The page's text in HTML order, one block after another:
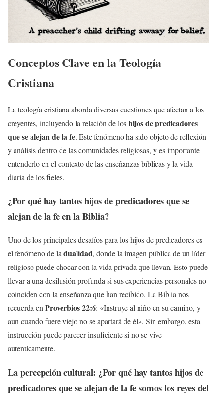
Conceptos Clave en la Teología
Cristiana
La teología cristiana aborda diversas cuestiones que afectan a los
creyentes, incluyendo la relación de loshijos de predicadores
que se alejan de la fe. Este fenómeno ha sido objeto de reflexión
y análisis dentro de las comunidades religiosas, y es importante
entenderlo en el contexto de las enseñanzas bíblicas y la vida
diaria de los fieles.
¿Por qué hay tantoshijos de predicadores que se
alejan de la fe en la Biblia?
Uno de los principales desafíos para los hijos de predicadores es
el fenómeno de la dualidad, donde la imagen pública de un líder
religioso puede chocar con la vida privada que llevan. Esto puede
llevar a una desilusión profunda si sus experiencias personales no
coinciden con la enseñanza que han recibido. La Biblia nos
recuerda en Proverbios 22:6: «Instruye al niño en su camino, y
aun cuando fuere viejo no se apartará de él». Sin embargo, esta
instrucción puede parecer insuficiente si no se vive
autenticamente.
La percepción cultural: ¿Por qué hay tantoshijos de
predicadores que se alejan de la fe somos los reyes del